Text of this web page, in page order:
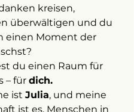
kreisen,
überwältigen und du
einen Moment der
du einen Raum für
– für dich.
ist Julia, und meine
ist es, Menschen in